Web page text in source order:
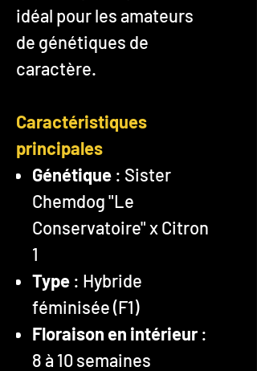
idéal pour les amateurs
de génétiques de
caractère.
Caractéristiques
principales
Génétique : Sister
Chemdog "Le
Conservatoire" x Citron
1
Type : Hybride
féminisée (F1)
Floraison en intérieur :
8 à 10 semaines